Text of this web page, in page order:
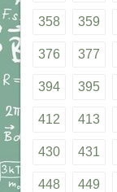
358 359
376 377
394 395
412 413
430 431
448 449